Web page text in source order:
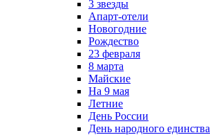
3 звезды
Апарт-отели
Новогодние
Рождество
23 февраля
8 марта
Майские
На 9 мая
Летние
День России
День народного единства